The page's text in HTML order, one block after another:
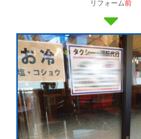
リフォーム前